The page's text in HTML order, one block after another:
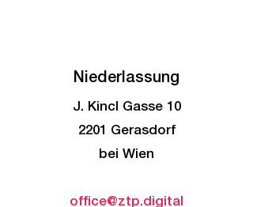
Niederlassung
J. Kincl Gasse 10
2201 Gerasdorf
bei Wien
office@ztp.digital